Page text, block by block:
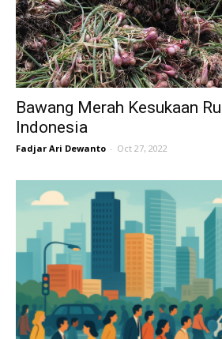
Bawang Merah Kesukaan
Indonesia
Fadjar Ari Dewanto - Oct 27, 2022